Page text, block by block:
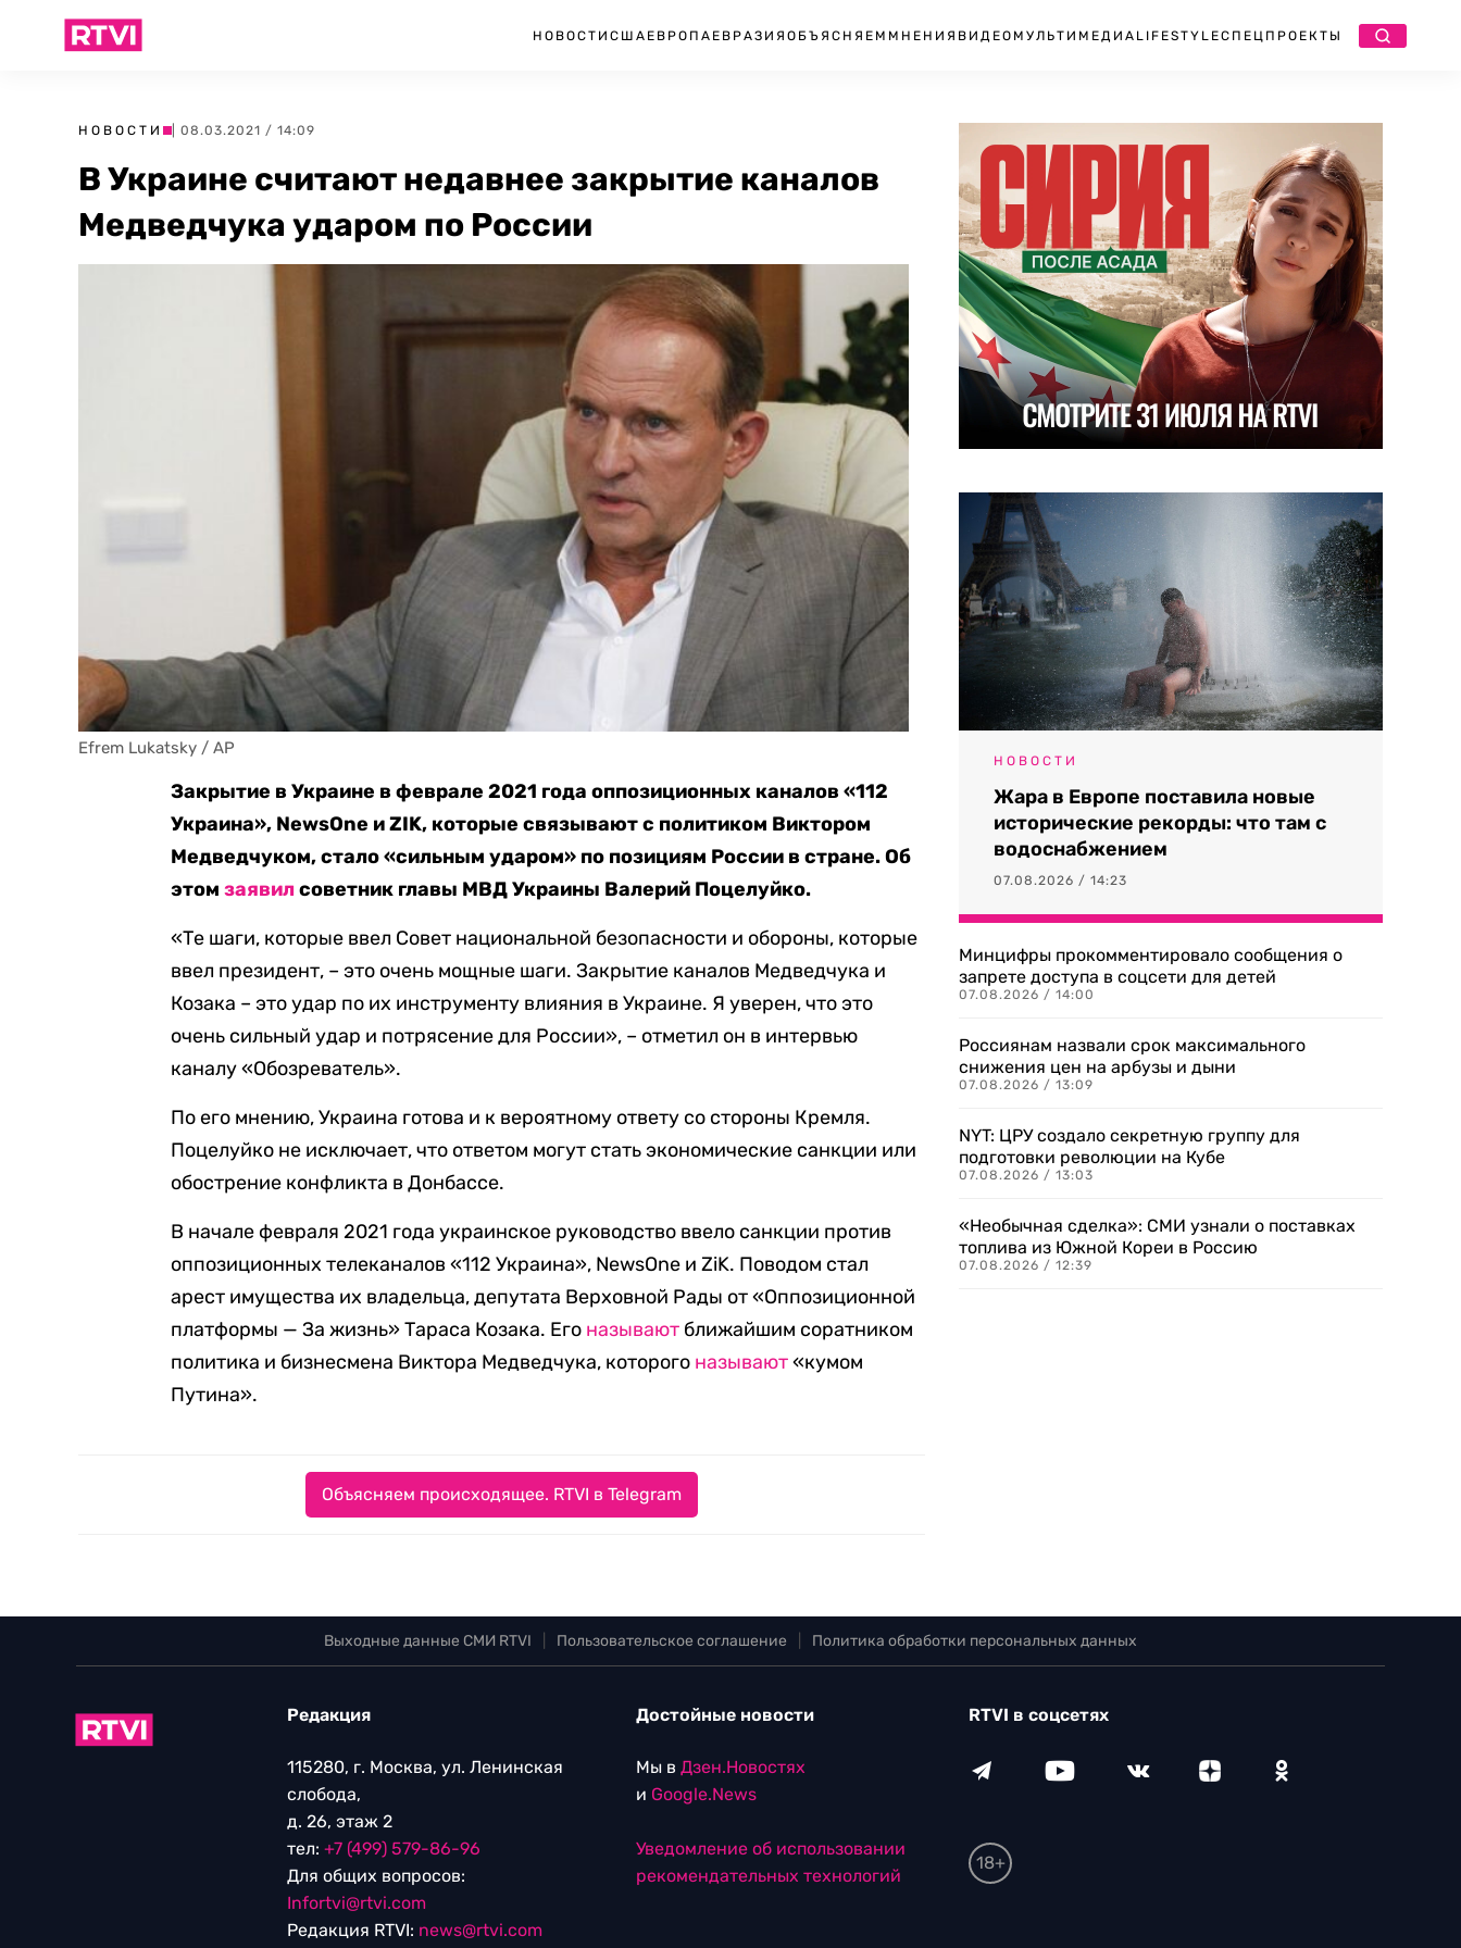
НОВОСТИ США ЕВРОПА ЕВРАЗИЯ ОБЪЯСНЯЕМ МНЕНИЯ ВИДЕО МУЛЬТИМЕДИА LIFESTYLEСПЕЦПРОЕКТЫ
НОВОСТИ | 08.03.2021 / 14:09
В Украине считают недавнее закрытие каналов
Медведчука ударом по России
Efrem Lukatsky / AP
Закрытие в Украине в феврале 2021 года оппозиционных каналов «112
Украина», NewsOne и ZIK, которые связывают с политиком Виктором
Медведчуком, стало «сильным ударом» по позициям России в стране. Об
этомзаявилсоветник главы МВД Украины Валерий Поцелуйко.
«Те шаги, которые ввел Совет национальной безопасности и обороны, которые
ввел президент, – это очень мощные шаги. Закрытие каналов Медведчука и
Козака – это удар по их инструменту влияния в Украине. Я уверен, что это
очень сильный удар и потрясение для России», – отметил он в интервью
каналу «Обозреватель».
По его мнению, Украина готова и к вероятному ответу со стороны Кремля.
Поцелуйко не исключает, что ответом могут стать экономические санкции или
обострение конфликта в Донбассе.
В начале февраля 2021 года украинское руководство ввело санкции против
оппозиционных телеканалов «112 Украина», NewsOne и ZiK. Поводом стал
арест имущества их владельца, депутата Верховной Рады от «Оппозиционной
платформы — За жизнь» Тараса Козака. Его называют ближайшим соратником
политика и бизнесмена Виктора Медведчука, которого называют«кумом
Путина».
Объясняем происходящее. RTVI в Telegram
НОВОСТИ
Жара в Европе поставила новые
исторические рекорды: что там с
водоснабжением
07.08.2026 / 14:23
Минцифры прокомментировало сообщения о
запрете доступа в соцсети для детей
07.08.2026 / 14:00
Россиянам назвали срок максимального
снижения цен на арбузы и дыни
07.08.2026 / 13:09
NYT: ЦРУ создало секретную группу для
подготовки революции на Кубе
07.08.2026 / 13:03
«Необычная сделка»: СМИ узнали о поставках
топлива из Южной Кореи в Россию
07.08.2026 / 12:39
Выходные данные СМИ RTVI Пользовательское соглашение Политика обработки персональных данных
Редакция
115280, г. Москва, ул. Ленинская
слобода,
д. 26, этаж 2
тел: +7 (499) 579-86-96
Для общих вопросов:
Infortvi@rtvi.com
Редакция RTVI: news@rtvi.com
Достойные новости
Мы в Дзен.Новостях
и Google.News
Уведомление об использовании
рекомендательных технологий
RTVI в соцсетях
18+